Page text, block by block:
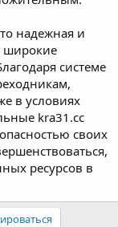
надежная и
широкие
системе
в условиях
kra31.cc
своих
ресурсов в